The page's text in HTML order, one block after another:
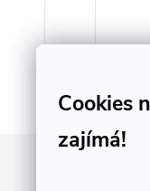
Cookies
zajímá!